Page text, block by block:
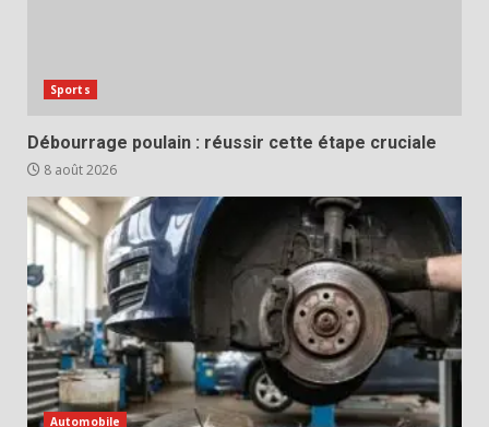
Sports
Débourrage poulain : réussir cette étape cruciale
8 août 2026
Automobile